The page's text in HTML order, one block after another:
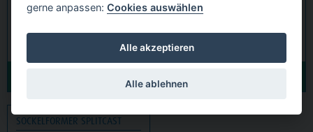
4,85 €
SOCKELFORMER SPLITCAST
gerne anpassen:Cookies auswählen
Alle akzeptieren
Alle ablehnen